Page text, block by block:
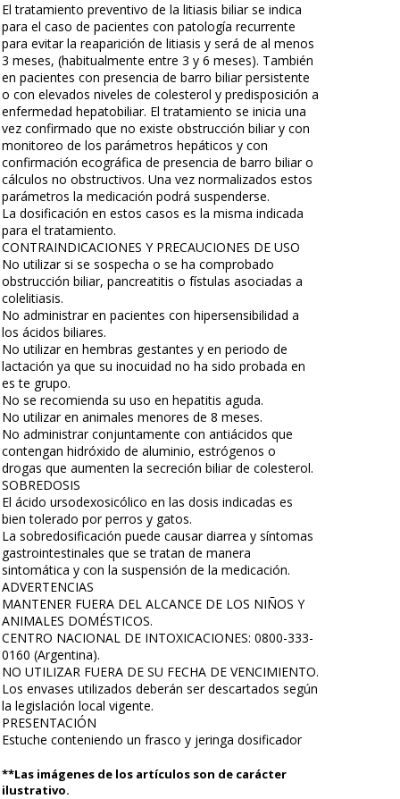
El tratamiento preventivo de la litiasis biliar se indica
para el caso de pacientes con patología recurrente
para evitar la reaparición de litiasis y será de al menos
3 meses, (habitualmente entre 3 y 6 meses). También
en pacientes con presencia de barro biliar persistente
o con elevados niveles de colesterol y predisposición a
enfermedad hepatobiliar. El tratamiento se inicia una
vez confirmado que no existe obstrucción biliar y con
monitoreo de los parámetros hepáticos y con
confirmación ecográfica de presencia de barro biliar o
cálculos no obstructivos. Una vez normalizados estos
parámetros la medicación podrá suspenderse.
La dosificación en estos casos es la misma indicada
para el tratamiento.
CONTRAINDICACIONES Y PRECAUCIONES DE USO
No utilizar si se sospecha o se ha comprobado
obstrucción biliar, pancreatitis o fístulas asociadas a
colelitiasis.
No administrar en pacientes con hipersensibilidad a
los ácidos biliares.
No utilizar en hembras gestantes y en periodo de
lactación ya que su inocuidad no ha sido probada en
es te grupo.
No se recomienda su uso en hepatitis aguda.
No utilizar en animales menores de 8 meses.
No administrar conjuntamente con antiácidos que
contengan hidróxido de aluminio, estrógenos o
drogas que aumenten la secreción biliar de colesterol.
SOBREDOSIS
El ácido ursodexosicólico en las dosis indicadas es
bien tolerado por perros y gatos.
La sobredosificación puede causar diarrea y síntomas
gastrointestinales que se tratan de manera
sintomática y con la suspensión de la medicación.
ADVERTENCIAS
MANTENER FUERA DEL ALCANCE DE LOS NIÑOS Y
ANIMALES DOMÉSTICOS.
CENTRO NACIONAL DE INTOXICACIONES: 0800-333-
0160 (Argentina).
NO UTILIZAR FUERA DE SU FECHA DE VENCIMIENTO.
Los envases utilizados deberán ser descartados según
la legislación local vigente.
PRESENTACIÓN
Estuche conteniendo un frasco y jeringa dosificador
**Las imágenes de los artículos son de carácter
ilustrativo.